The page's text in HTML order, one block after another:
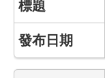
網
站
導